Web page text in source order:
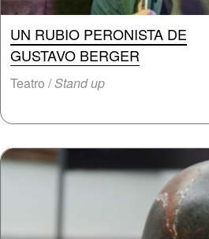
UN RUBIO PERONISTA DE
GUSTAVO BERGER
Teatro /Stand up